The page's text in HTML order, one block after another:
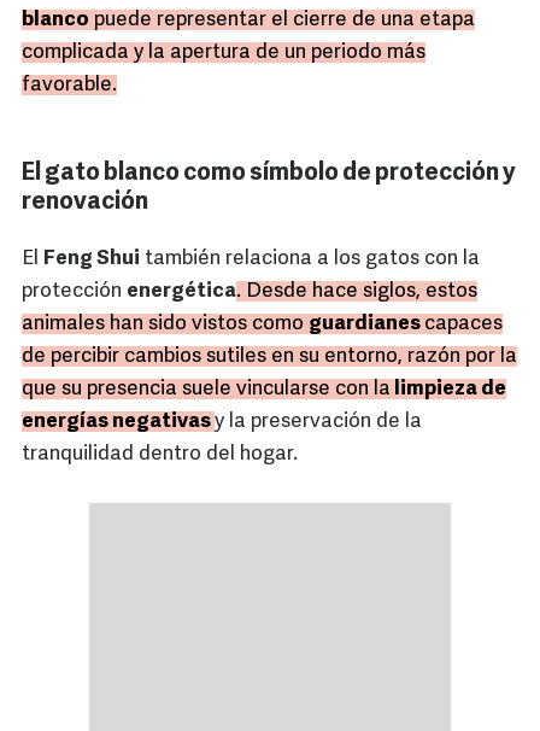
blanco puede representar el cierre de una etapa
complicada y la apertura de un periodo más
favorable.
El gato blanco como símbolo de protección y
renovación
El Feng Shui también relaciona a los gatos con la
protección energética. Desde hace siglos, estos
animales han sido vistos como guardianes capaces
de percibir cambios sutiles en su entorno, razón por la
que su presencia suele vincularse con la limpieza de
energías negativasy la preservación de la
tranquilidad dentro del hogar.